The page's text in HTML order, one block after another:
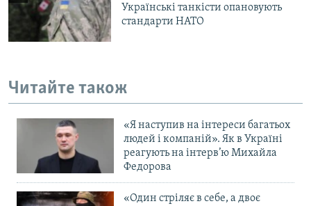
Українські танкісти опановують
стандарти НАТО
Читайте також
«Я наступив на інтереси багатьох
людей і компаній». Як в Україні
реагують на інтерв’ю Михайла
Федорова
«Один стріляє в себе, а двоє